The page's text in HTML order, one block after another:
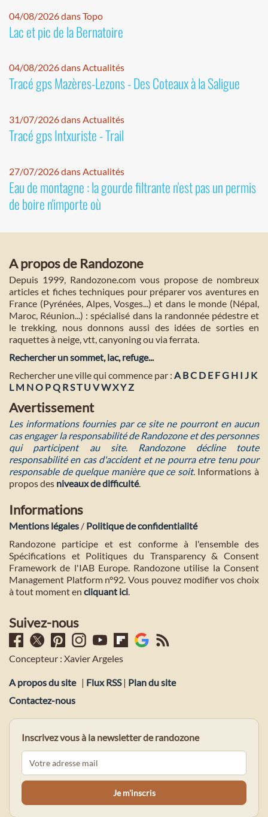
04/08/2026 dans Topo
Lac et pic de la Bernatoire
04/08/2026 dans Actualités
Tracé gps Mazères-Lezons - Des Coteaux à la Saligue
31/07/2026 dans Actualités
Tracé gps Intxuriste - Trail
27/07/2026 dans Actualités
Eau de montagne : la gourde filtrante n'est pas un permis
de boire n'importe où
A propos de Randozone
Depuis 1999, Randozone.com vous propose de nombreux
articles et fiches techniques pour préparer vos aventures en
France (Pyrénées, Alpes, Vosges...) et dans le monde (Népal,
Maroc, Réunion...) : spécialisé dans la randonnée pédestre et
le trekking, nous donnons aussi des idées de sorties en
raquettes à neige, vtt, canyoning ou via ferrata.
Rechercher un sommet, lac, refuge...
Rechercher une ville qui commence par : A BC D E FG H I J K
L M NO PQ RST U VWXYZ
Avertissement
Les informations fournies par ce site ne pourront en aucun
cas engager la responsabilité de Randozone et des personnes
qui participent au site. Randozone décline toute
responsabilité en cas d'accident et ne pourra etre tenu pour
responsable de quelque manière que ce soit. Informations à
propos des niveaux de difficulté.
Informations
Mentions légales / Politique de confidentialité
Randozone participe et est conforme à l'ensemble des
Spécifications et Politiques du Transparency & Consent
Framework de l'IAB Europe. Randozone utilise la Consent
Management Platform n°92. Vous pouvez modifier vos choix
à tout moment en cliquant ici.
Suivez-nous
Concepteur : Xavier Argeles
A propos du site | Flux RSS| Plan du site
Contactez-nous
Inscrivez vous à la newsletter de randozone